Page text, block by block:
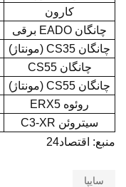
کارون
چانگان EADO برقی
چانگان CS35 (مونتاژ)
چانگان CS55
چانگان CS55 (مونتاژ)
روئوه ERX5
سیتروئن C3-XR
منبع: اقتصاد24
سایپا